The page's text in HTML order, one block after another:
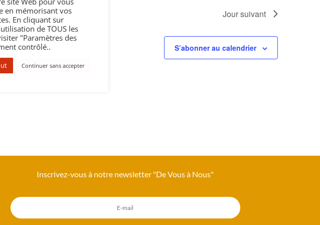
Jour suivant
S’abonner au calendrier
Inscrivez-vous à notre newsletter "De Vous à Nous"
en mémorisant vos
En cliquant sur
de TOUS les
"Paramètres des
contrôlé..
Continuer sans accepter